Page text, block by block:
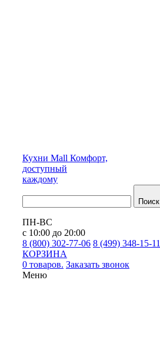
Кухни Mall Комфорт,
доступный
каждому
Поиск
ПН-ВС
с 10:00 до 20:00
8 (800) 302-77-06 8 (499) 348-15-11
КОРЗИНА
0 товаров. Заказать звонок
Меню